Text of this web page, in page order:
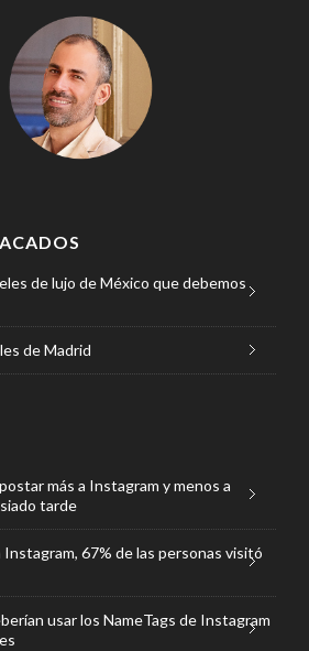
de lujo de México que debemos
de Madrid
más a Instagram y menos a
tarde
67% de las personas visitó
usar los NameTags de Instagram